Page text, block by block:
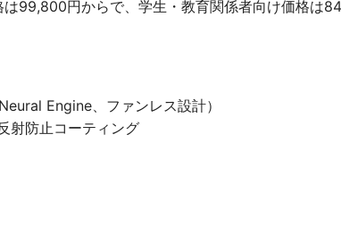
99,800円からで、学生・教育関係者向け価格は
Engine、ファンレス設計）
射防止コーティング